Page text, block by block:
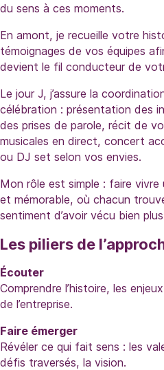
du sens à ces moments.
En amont, je recueille votre
témoignages de vos équipes
devient le fil conducteur de
Le jour J, j’assure la
célébration : présentation des
des prises de parole, récit de
musicales en direct, concert
ou DJ set selon vos envies.
Mon rôle est simple : faire
et mémorable, où chacun
sentiment d’avoir vécu bien
Les piliers de
Écouter
Comprendre l’histoire, les
de l’entreprise.
Faire émerger
Révéler ce qui fait sens : les
défis traversés, la vision.